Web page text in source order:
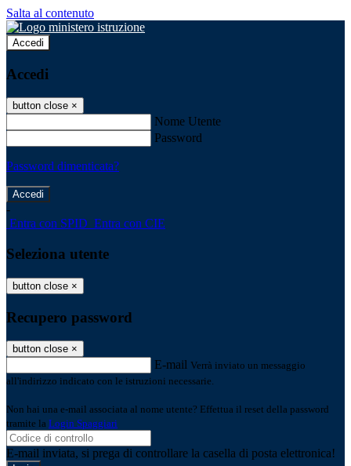
Salta al contenuto
Accedi
Accedi
button close ×
Nome Utente
Password
Password dimenticata?
-
Entra con SPID Entra con CIE
Seleziona utente
button close ×
Recupero password
button close ×
E-mail Verrà inviato un messaggio
all'indirizzo indicato con le istruzioni necessarie.
Non hai una e-mail associata al nome utente? Effettua il reset della password
tramite la Login Spaggiari
E-mail inviata, si prega di controllare la casella di posta elettronica!